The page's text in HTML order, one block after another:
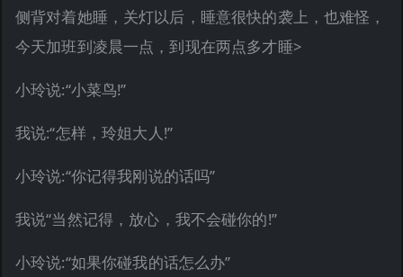
侧背对着她睡，关灯以后，睡意很快的袭上，也难怪，
今天加班到凌晨一点，到现在两点多才睡>
小玲说:“小菜鸟!”
我说:“怎样，玲姐大人!”
小玲说:“你记得我刚说的话吗”
我说“当然记得，放心，我不会碰你的!”
小玲说:“如果你碰我的话怎么办”